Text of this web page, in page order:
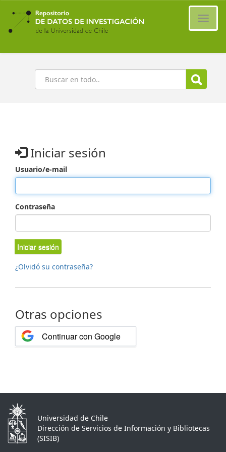
Ir
contenido
principal
Buscar
Iniciar sesión
Usuario/e-mail
Contraseña
Iniciar sesión
¿Olvidó su contraseña?
Otras opciones
Continuar con Google
Universidad de Chile
Dirección de Servicios de Información y Bibliotecas
(SISIB)